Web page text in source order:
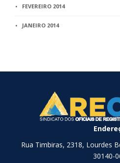
FEVEREIRO 2014
JANEIRO 2014
Rua Timbiras, 2318, Lourdes
30140-